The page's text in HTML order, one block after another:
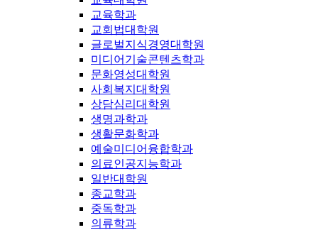
교육학과
교회법대학원
글로벌지식경영대학원
미디어기술콘텐츠학과
문화영성대학원
사회복지대학원
상담심리대학원
생명과학과
생활문화학과
예술미디어융합학과
의료인공지능학과
일반대학원
종교학과
중독학과
의류학과